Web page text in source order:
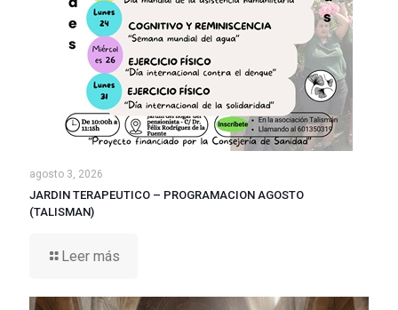
agosto 3, 2026
JARDIN TERAPEUTICO – PROGRAMACION AGOSTO
(TALISMAN)
Leer más